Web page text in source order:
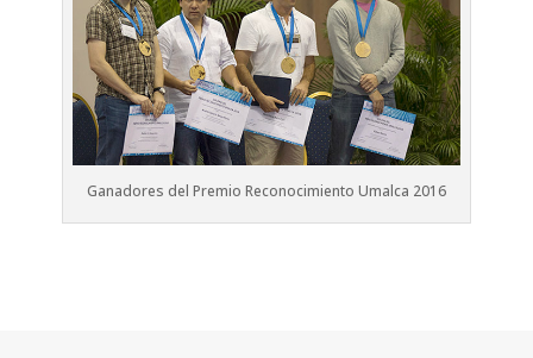
Ganadores del Premio Reconocimiento Umalca 2016